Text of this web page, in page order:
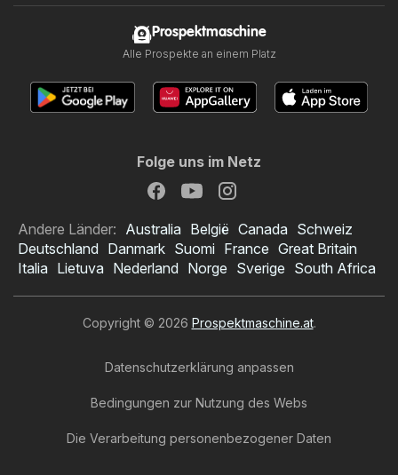
Prospektmaschine
Alle Prospekte an einem Platz
Folge uns im Netz
Andere Länder: Australia België Canada Schweiz
Deutschland Danmark Suomi France Great Britain
Italia Lietuva Nederland Norge Sverige South Africa
Copyright © 2026 Prospektmaschine.at.
Datenschutzerklärung anpassen
Bedingungen zur Nutzung des Webs
Die Verarbeitung personenbezogener Daten